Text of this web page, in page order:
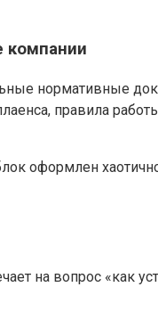
компании
нормативные
правила
оформлен
на вопрос «как